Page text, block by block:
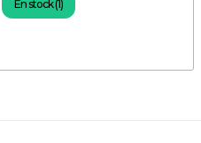
En stock (1)